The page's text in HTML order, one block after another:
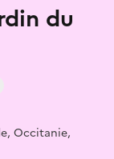
du
Occitanie,